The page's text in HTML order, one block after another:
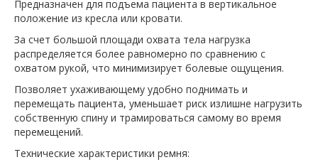
Предназначен для подъема пациента в вертикальное
положение из кресла или кровати.
За счет большой площади охвата тела нагрузка
распределяется более равномерно по сравнению с
охватом рукой, что минимизирует болевые ощущения.
Позволяет ухаживающему удобно поднимать и
перемещать пациента, уменьшает риск излишне нагрузить
собственную спину и трамироваться самому во время
перемещений.
Технические характеристики ремня: